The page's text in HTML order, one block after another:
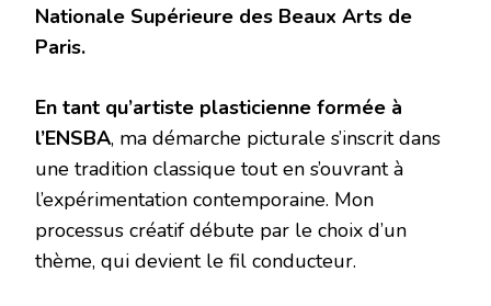
Nationale Supérieure des Beaux Arts de
Paris.
En tant qu’artiste plasticienne formée à
l’ENSBA, ma démarche picturale s’inscrit dans
une tradition classique tout en s’ouvrant à
l’expérimentation contemporaine. Mon
processus créatif débute par le choix d’un
thème, qui devient le fil conducteur.